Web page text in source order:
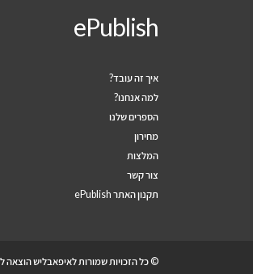
ePublish
איך זה עובד?
למה אנחנו?
הספרים שלנו
מחירון
המלצות
צור קשר
תקנון האתר ePublish
© כל הזכויות שמורות לאיפאבליש הוצאה לאור,